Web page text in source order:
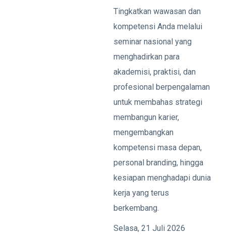
Tingkatkan wawasan dan
kompetensi Anda melalui
seminar nasional yang
menghadirkan para
akademisi, praktisi, dan
profesional berpengalaman
untuk membahas strategi
membangun karier,
mengembangkan
kompetensi masa depan,
personal branding, hingga
kesiapan menghadapi dunia
kerja yang terus
berkembang.
Selasa, 21 Juli 2026